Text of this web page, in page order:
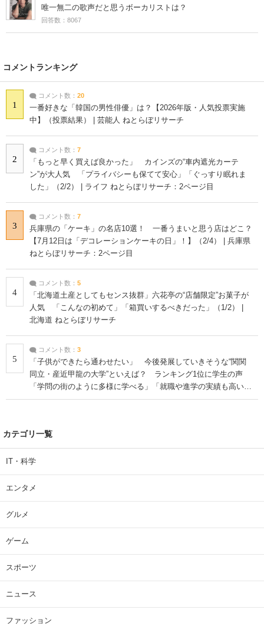
唯一無二の歌声だと思うボーカリストは？
回答数：8067
コメントランキング
1
コメント数： 20
一番好きな「韓国の男性俳優」は？【2026年版・人気投票実施
中】（投票結果） | 芸能人 ねとらぼリサーチ
2
コメント数： 7
「もっと早く買えば良かった」 カインズの“車内遮光カーテ
ン”が大人気 「プライバシーも保てて安心」「ぐっすり眠れま
した」（2/2） | ライフ ねとらぼリサーチ：2ページ目
3
コメント数： 7
兵庫県の「ケーキ」の名店10選！ 一番うまいと思う店はどこ？
【7月12日は「デコレーションケーキの日」！】（2/4） | 兵庫県
ねとらぼリサーチ：2ページ目
4
コメント数： 5
「北海道土産としてもセンス抜群」六花亭の“店舗限定”お菓子が
人気 「こんなの初めて」「箱買いするべきだった」（1/2） |
北海道 ねとらぼリサーチ
5
コメント数： 3
「子供ができたら通わせたい」 今後発展していきそうな“関関
同立・産近甲龍の大学”といえば？ ランキング1位に学生の声
「学問の街のように多様に学べる」「就職や進学の実績も高い」
| 大学 ねとらぼリサーチ
カテゴリ一覧
IT・科学
エンタメ
グルメ
ゲーム
スポーツ
ニュース
ファッション